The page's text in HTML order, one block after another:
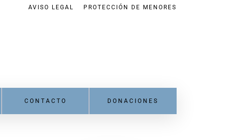
AVISO LEGAL PROTECCIÓN DE MENORES
CONTACTO DONACIONES